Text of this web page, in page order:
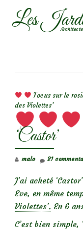
AllerLes
Focus sur le
des Violettes’
‘Castor’
malo 21
J’ai acheté
Eve, en même
Violettes’. En 6
C’est bien